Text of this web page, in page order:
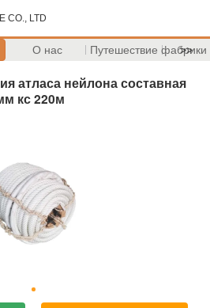
CO., LTD
О нас Путешествие фабрики
>>
атласа нейлона составная
кс 220м